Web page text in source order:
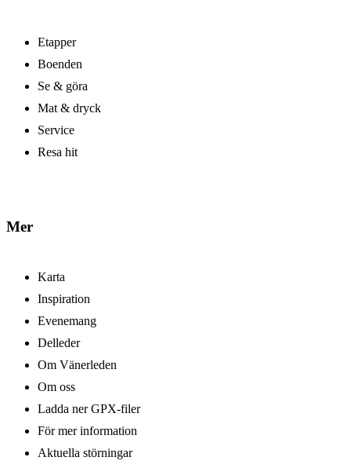
Etapper
Boenden
Se & göra
Mat & dryck
Service
Resa hit
Mer
Karta
Inspiration
Evenemang
Delleder
Om Vänerleden
Om oss
Ladda ner GPX-filer
För mer information
Aktuella störningar